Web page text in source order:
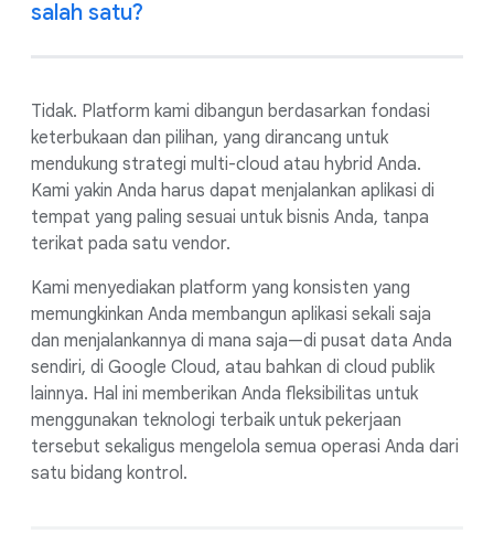
salah satu?
Tidak. Platform kami dibangun berdasarkan fondasi
keterbukaan dan pilihan, yang dirancang untuk
mendukung strategi multi-cloud atau hybrid Anda.
Kami yakin Anda harus dapat menjalankan aplikasi di
tempat yang paling sesuai untuk bisnis Anda, tanpa
terikat pada satu vendor.
Kami menyediakan platform yang konsisten yang
memungkinkan Anda membangun aplikasi sekali saja
dan menjalankannya di mana saja—di pusat data Anda
sendiri, di Google Cloud, atau bahkan di cloud publik
lainnya. Hal ini memberikan Anda fleksibilitas untuk
menggunakan teknologi terbaik untuk pekerjaan
tersebut sekaligus mengelola semua operasi Anda dari
satu bidang kontrol.